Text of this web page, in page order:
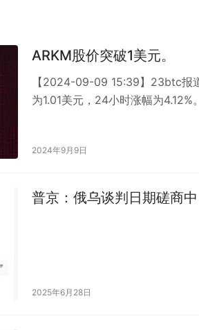
ARKM股价突破1美元。
【2024-09-09 15:39】23btc报
为1.01美元，24小时涨幅为
2024年9月9日
普京：俄乌谈判日期磋商
2025年6月28日